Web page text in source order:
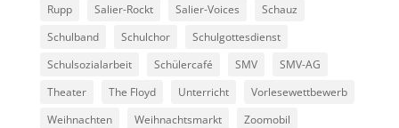
Rupp
Salier-Rockt Salier-Voices
Schauz
Schulband
Schulchor
Schulgottesdienst
Schulsozialarbeit
Schülercafé SMV
SMV-AG
Theater
The Floyd Unterricht
Vorlesewettbewerb
Weihnachten
Weihnachtsmarkt Zoomobil